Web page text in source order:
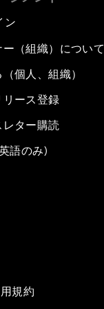
ン
ー（組織）につい
個人、組織）
リース登録
レター購読
語のみ)
規約